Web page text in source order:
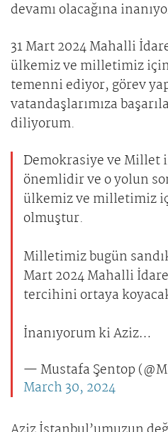
devamı olacağına
31 Mart 2024 Mahalli
ülkemiz ve milletimiz için
temenni ediyor, görev
vatandaşlarımıza
diliyorum.
Demokrasiye ve Millet
önemlidir ve o yolun
ülkemiz ve milletimiz
olmuştur.
Milletimiz bugün
Mart 2024 Mahalli
tercihini ortaya
İnanıyorum ki Aziz…
— Mustafa Şentop
March 30, 2024